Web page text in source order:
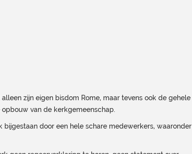
zijn eigen bisdom Rome, maar tevens ook de gehele
van de kerkgemeenschap.
door een hele schare medewerkers, waaronder